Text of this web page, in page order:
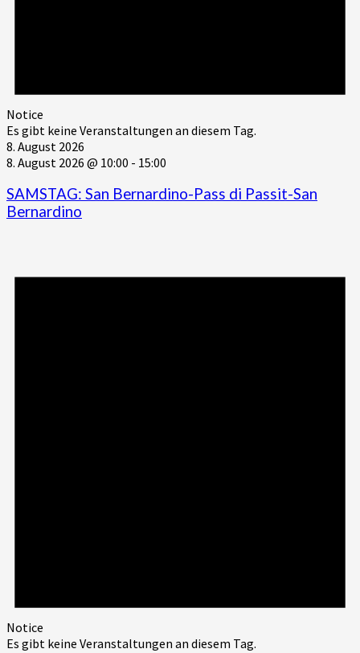
Notice
Es gibt keine Veranstaltungen an diesem Tag.
8. August 2026
8. August 2026 @ 10:00 - 15:00
SAMSTAG: San Bernardino-Pass di Passit-San
Bernardino
Notice
Es gibt keine Veranstaltungen an diesem Tag.